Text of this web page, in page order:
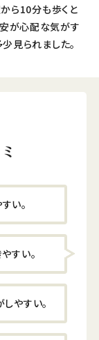
ら10分も歩くと
が心配な気がす
見られました。
い。
すい。
やすい。